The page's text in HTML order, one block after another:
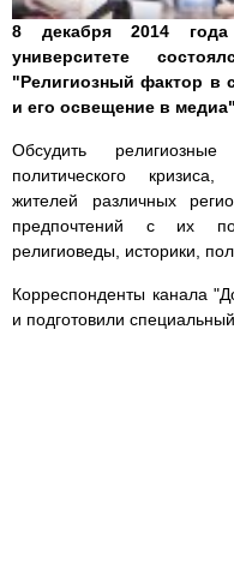
8 декабря 2014 года
университете
"Религиозный фактор в
и его освещение в
Обсудить
политического
жителей различных
предпочтений с их
религиоведы, историки,
Корреспонденты канала
и подготовили